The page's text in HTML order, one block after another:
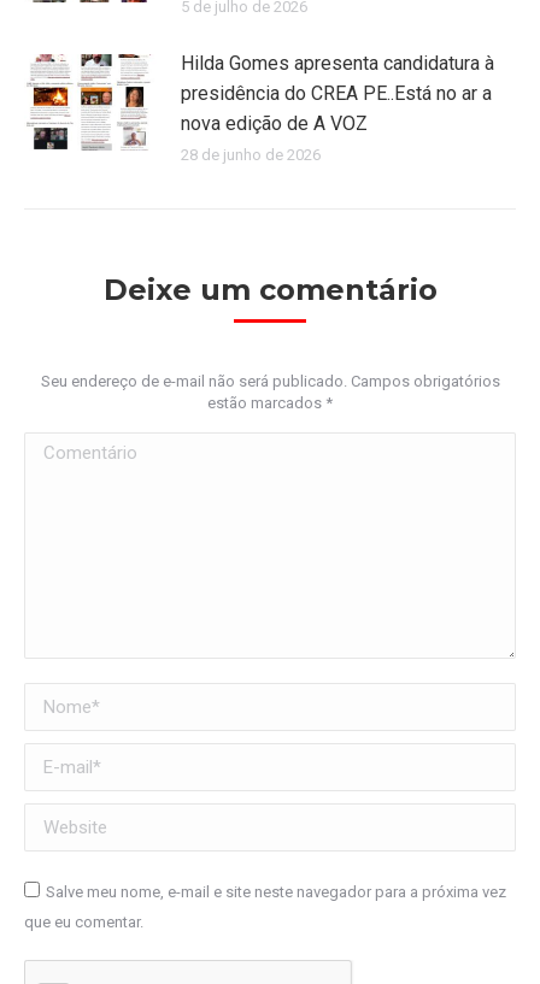
5 de julho de 2026
Hilda Gomes apresenta candidatura à
presidência do CREA PE..Está no ar a
nova edição de A VOZ
28 de junho de 2026
Deixe um comentário
Seu endereço de e-mail não será publicado. Campos obrigatórios
estão marcados *
Comentário
Nome *
E-mail *
Website
Salve meu nome, e-mail e site neste navegador para a próxima vez
que eu comentar.